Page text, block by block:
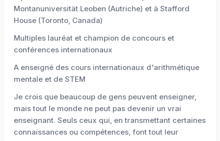
Montanuniversität Leoben (Autriche) et à Stafford
House (Toronto, Canada)
Multiples lauréat et champion de concours et
conférences internationaux
A enseigné des cours internationaux d'arithmétique
mentale et de STEM
Je crois que beaucoup de gens peuvent enseigner,
mais tout le monde ne peut pas devenir un vrai
enseignant. Seuls ceux qui, en transmettant certaines
connaissances ou compétences, font tout leur